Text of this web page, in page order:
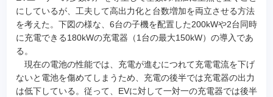
にしているが、工夫して高出力化と台数増加を両立させる方法
を考えた。下図の様な、6台の子機を配置した200kWや2台同時
に充電できる180kWの充電器（1台の最大150kW）の導入であ
る。
現在の電池の性能では、充電が進むにつれて充電電流を下げ
ないと電池を傷めてしまうため、充電の後半では充電器の出力
は低下している。従って、EVに対して一対一の充電器では後半